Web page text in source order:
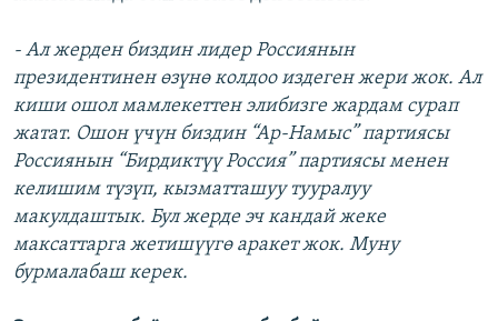
- Ал жерден биздин лидер Россиянын
президентинен өзүнө колдоо издеген жери жок. Ал
киши ошол мамлекеттен элибизге жардам сурап
жатат. Ошон үчүн биздин “Ар-Намыс” партиясы
Россиянын “Бирдиктүү Россия” партиясы менен
келишим түзүп, кызматташуу тууралуу
макулдаштык. Бул жерде эч кандай жеке
максаттарга жетишүүгө аракет жок. Муну
бурмалабаш керек.